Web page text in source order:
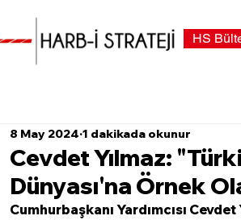
HS
Cevdet Yılmaz:
Dünyası'na Örnek
8 May 2024 1 dakikada okunur
Cumhurbaşkanı Yardımcısı